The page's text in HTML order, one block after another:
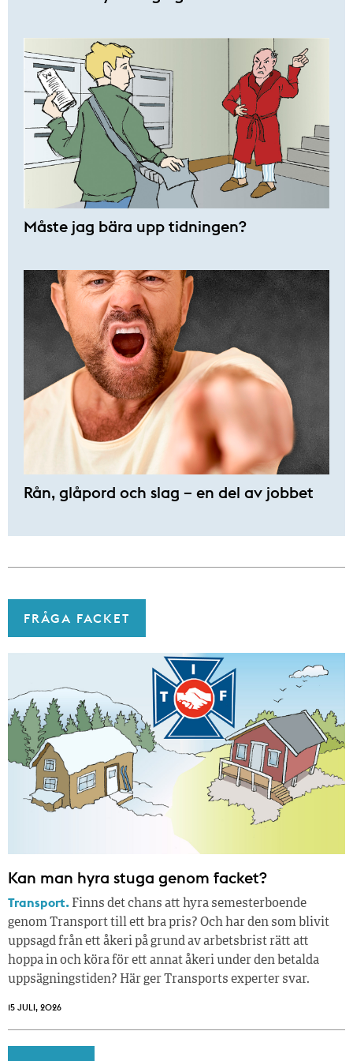
Måste jag bära upp tidningen?
Rån, glåpord och slag – en del av jobbet
FRÅGA FACKET
Kan man hyra stuga genom facket?
Transport. Finns det chans att hyra semesterboende
genom Transport till ett bra pris? Och har den som blivit
uppsagd från ett åkeri på grund av arbetsbrist rätt att
hoppa in och köra för ett annat åkeri under den betalda
uppsägningstiden? Här ger Transports experter svar.
15 JULI, 2026